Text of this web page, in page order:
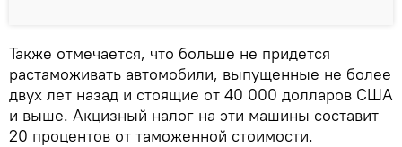
Также отмечается, что больше не придется
растаможивать автомобили, выпущенные не более
двух лет назад и стоящие от 40 000 долларов США
и выше. Акцизный налог на эти машины составит
20 процентов от таможенной стоимости.